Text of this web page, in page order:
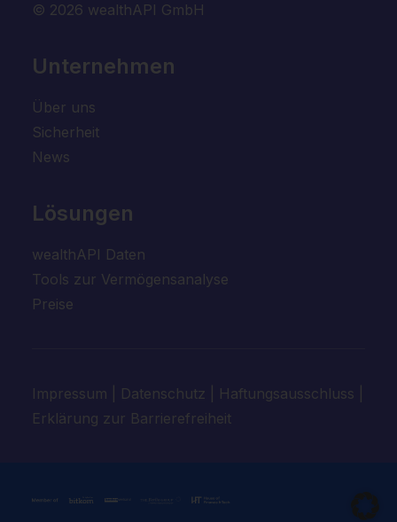
© 2026 wealthAPI GmbH
Unternehmen
Über uns
Sicherheit
News
Lösungen
wealthAPI Daten
Tools zur Vermögensanalyse
Preise
Impressum Datenschutz Haftungsausschluss
Erklärung zur Barrierefreiheit